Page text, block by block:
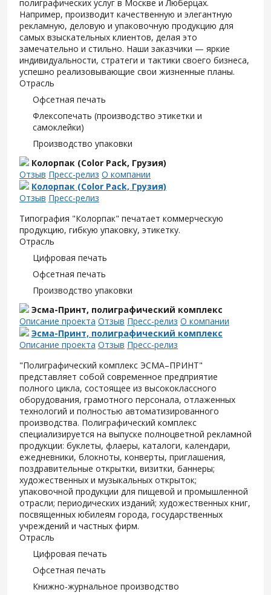
полиграфических услуг в Москве и Люберцах.
Например, производит качественную и элегантную
рекламную, деловую и упаковочную продукцию для
самых взыскательных клиентов, делая это
замечательно и стильно. Наши заказчики — яркие
индивидуальности, стратеги и тактики своего бизнеса,
успешно реализовывающие свои жизненные планы.
Отрасль
Офсетная печать
Флексопечать (производство этикетки и
самоклейки)
Производство упаковки
Колорпак (Color Pack, Грузия)
Отзыв Пресс-релиз О компании
Колорпак (Color Pack, Грузия)
Отзыв Пресс-релиз
Типография "Колорпак" печатает коммерческую
продукцию, гибкую упаковку, этикетку.
Отрасль
Цифровая печать
Офсетная печать
Производство упаковки
Эсма-Принт, полиграфический комплекс
Описание проекта Отзыв Пресс-релиз О компании
Эсма-Принт, полиграфический комплекс
Описание проекта Отзыв Пресс-релиз
"Полиграфический комплекс ЭСМА–ПРИНТ"
представляет собой современное предприятие
полного цикла, состоящее из высококлассного
оборудования, грамотного персонала, отлаженных
технологий и полностью автоматизированного
производства. Полиграфический комплекс
специализируется на выпуске полноцветной рекламной
продукции: буклеты, флаеры, каталоги, календари,
ежедневники, блокноты, конверты, приглашения,
поздравительные открытки, визитки, баннеры;
художественных и музыкальных открыток;
упаковочной продукции для пищевой и промышленной
отрасли; периодических изданий; художественных книг,
посвященных юбилеям города, государственных
учреждений и частных фирм.
Отрасль
Цифровая печать
Офсетная печать
Книжно-журнальное производство